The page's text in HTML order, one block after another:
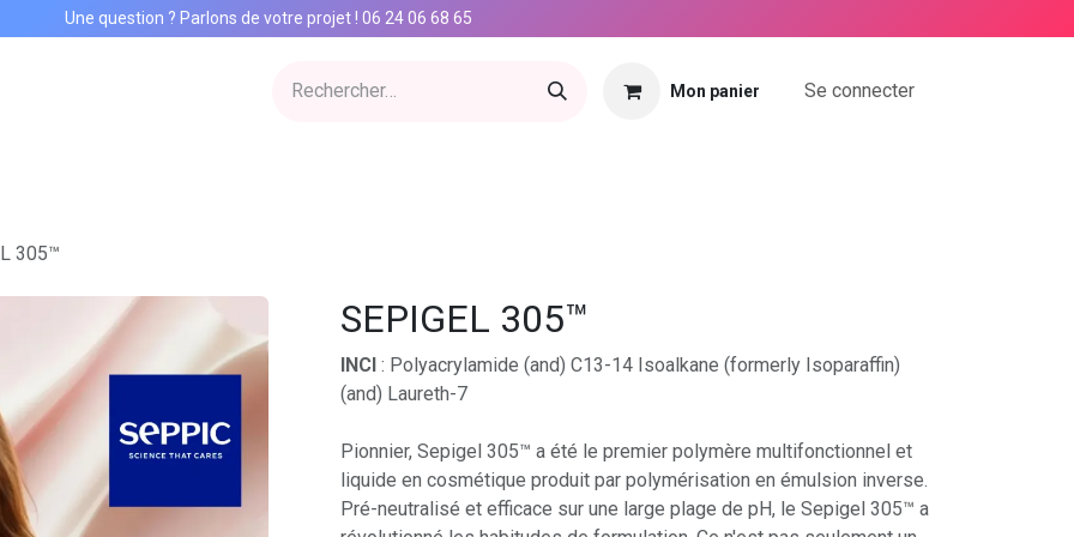
Une question ? Parlons de votre projet! 06 24 06 68 65
Mon panier Se connecter
305™
SEPIGEL 305™
INCI : Polyacrylamide (and) C13-14 Isoalkane (formerly Isoparaffin)
(and) Laureth-7
Pionnier, Sepigel 305™ a été le premier polymère multifonctionnel et
liquide en cosmétique produit par polymérisation en émulsion inverse.
Pré-neutralisé et efficace sur une large plage de pH, le Sepigel 305™ a